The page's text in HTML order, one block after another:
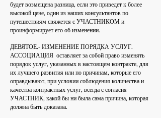
будет возмещена разница, если это приведет к более
высокой цене, один из наших консультантов по
путешествиям свяжется с УЧАСТНИКОМ и
проинформирует его об изменении.
ДЕВЯТОЕ.- ИЗМЕНЕНИЕ ПОРЯДКА УСЛУГ.
АССОЦИАЦИЯ оставляет за собой право изменять
порядок услуг, указанных в настоящем контракте, для
их лучшего развития или по причинам, которые его
оправдывают, при условии соблюдения количества и
качества контрактных услуг, всегда с согласия
УЧАСТНИК, какой бы ни была сама причина, которая
должна быть доказана.